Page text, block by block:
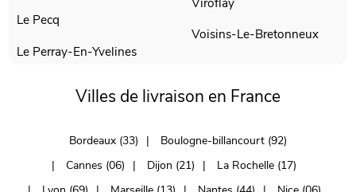
Le Pecq
Le Perray-En-Yvelines
Voisins-Le-Bretonneux
Villes de livraison en France
Bordeaux (33)
Boulogne-billancourt (92)
Cannes (06)
Dijon (21)
La Rochelle (17)